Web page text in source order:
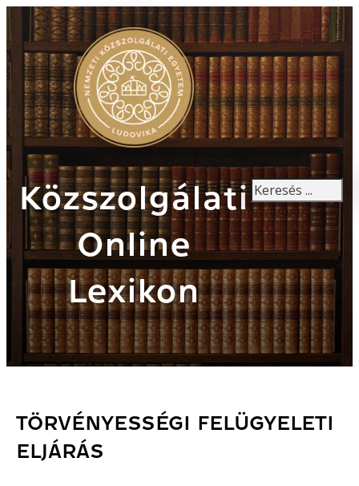
Közszolgálati
Online
Lexikon
Keresés
TÖRVÉNYESSÉGI FELÜGYELETI
ELJÁRÁS